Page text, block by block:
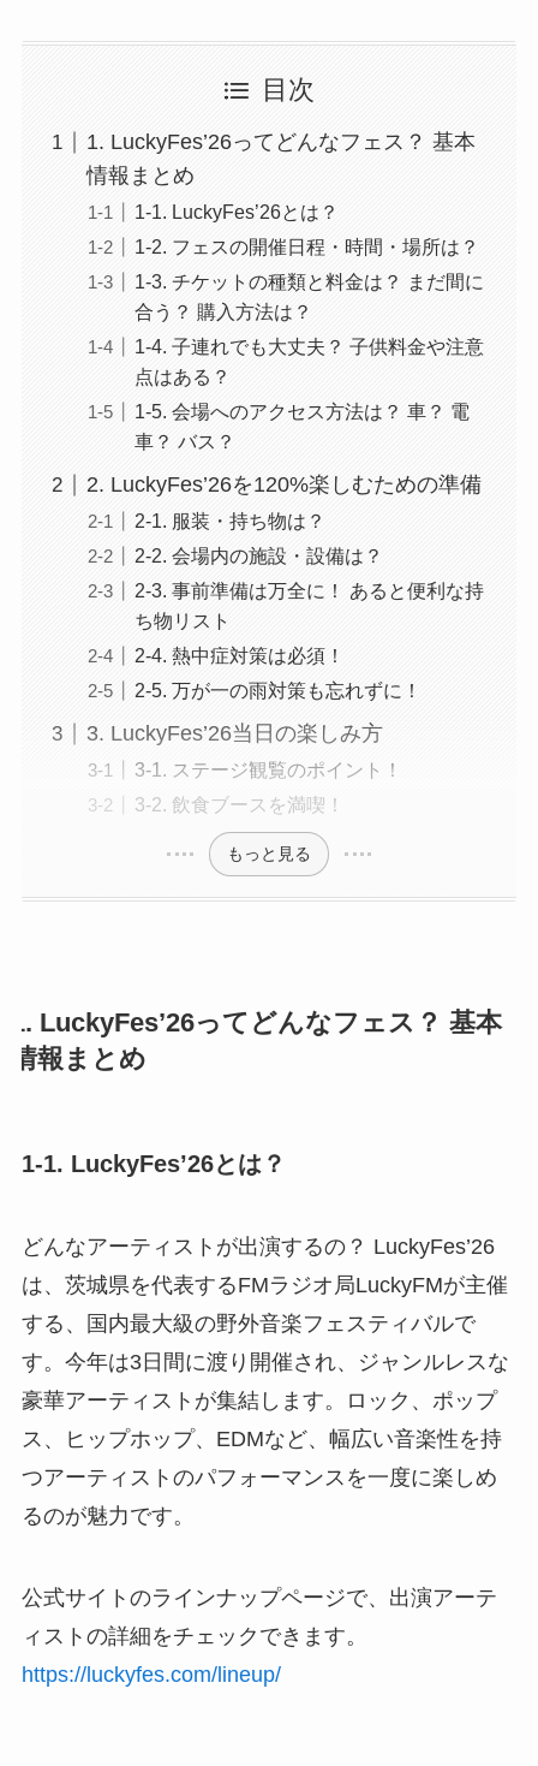
目次
1. LuckyFes’26ってどんなフェス？ 基本
情報まとめ
1-1. LuckyFes’26とは？
1-2. フェスの開催日程・時間・場所は？
1-3. チケットの種類と料金は？ まだ間に
合う？ 購入方法は？
1-4. 子連れでも大丈夫？ 子供料金や注意
点はある？
1-5. 会場へのアクセス方法は？ 車？ 電
車？ バス？
2. LuckyFes’26を120%楽しむための準備
2-1. 服装・持ち物は？
2-2. 会場内の施設・設備は？
2-3. 事前準備は万全に！ あると便利な持
ち物リスト
2-4. 熱中症対策は必須！
2-5. 万が一の雨対策も忘れずに！
3. LuckyFes’26当日の楽しみ方
3-1. ステージ観覧のポイント！
3-2. 飲食ブースを満喫！
もっと見る
1. LuckyFes’26ってどんなフェス？ 基本
情報まとめ
1-1. LuckyFes’26とは？
どんなアーティストが出演するの？ LuckyFes’26
は、茨城県を代表するFMラジオ局LuckyFMが主催
する、国内最大級の野外音楽フェスティバルで
す。今年は3日間に渡り開催され、ジャンルレスな
豪華アーティストが集結します。ロック、ポップ
ス、ヒップホップ、EDMなど、幅広い音楽性を持
つアーティストのパフォーマンスを一度に楽しめ
るのが魅力です。
公式サイトのラインナップページで、出演アーテ
ィストの詳細をチェックできます。
https://luckyfes.com/lineup/